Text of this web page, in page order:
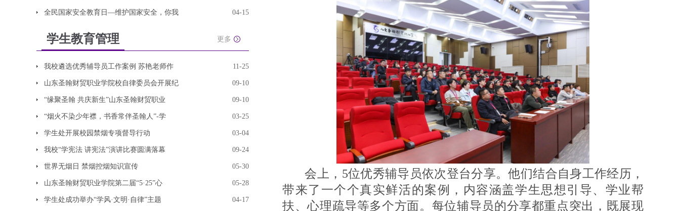
全民国家安全教育日—维护国家安全，你我 04-15
学生教育管理 更多
我校遴选优秀辅导员工作案例 苏艳老师作 11-25
山东圣翰财贸职业学院校自律委员会开展纪 09-10
“缘聚圣翰 共庆新生”山东圣翰财贸职业 09-10
“烟火不染少年襟，书香常伴圣翰人”-学 03-25
学生处开展校园禁烟专项督导行动 03-04
我校“学宪法 讲宪法”演讲比赛圆满落幕 09-24
世界无烟日 禁烟控烟知识宣传 05-30
山东圣翰财贸职业学院第二届“5·25”心 05-28
学生处成功举办“学风·文明·自律”主题 04-17
会上，5位优秀辅导员依次登台分享。他们结合自身工作经历，
带来了一个个真实鲜活的案例，内容涵盖学生思想引导、学业帮
扶、心理疏导等多个方面。每位辅导员的分享都重点突出，既展现